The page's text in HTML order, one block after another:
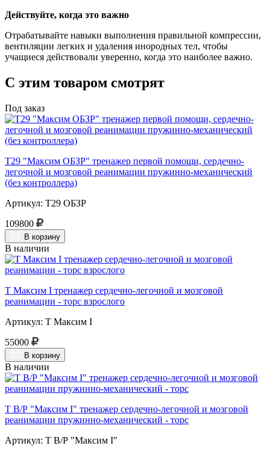
Действуйте, когда это важно
Отрабатывайте навыки выполнения правильной компрессии,
вентиляции легких и удаления инородных тел, чтобы
учащиеся действовали уверенно, когда это наиболее важно.
С этим товаром смотрят
Под заказ
Т29 "Максим ОБЗР" тренажер первой помощи, сердечно-
легочной и мозговой реанимации пружинно-механический
(без контроллера)
Артикул: Т29 ОБЗР
109800
В корзину
В наличии
Т Максим I тренажер сердечно-легочной и мозговой
реанимации - торс взрослого
Артикул: Т Максим I
55000
В корзину
В наличии
Т В/Р "Максим I" тренажер сердечно-легочной и мозговой
реанимации пружинно-механический - торс
Артикул: Т В/Р "Максим I"